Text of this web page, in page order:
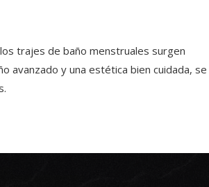
trajes de baño menstruales surgen
avanzado y una estética bien cuidada, se